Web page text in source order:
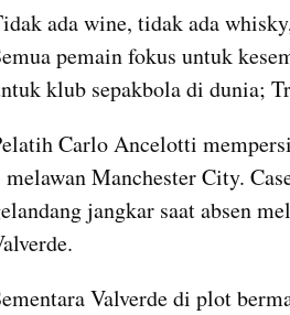
ada wine, tidak ada
pemain fokus untuk
klub sepakbola di dunia;
Carlo Ancelotti
melawan Manchester City.
jangkar saat absen
Valverde di plot